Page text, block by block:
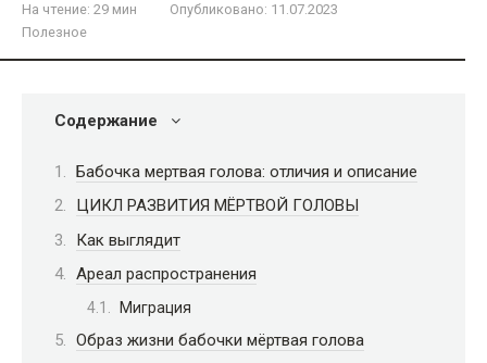
На чтение: 29 мин Опубликовано: 11.07.2023
Полезное
Содержание
Бабочка мертвая голова: отличия и описание
ЦИКЛ РАЗВИТИЯ МЁРТВОЙ ГОЛОВЫ
Как выглядит
Ареал распространения
Миграция
Образ жизни бабочки мёртвая голова